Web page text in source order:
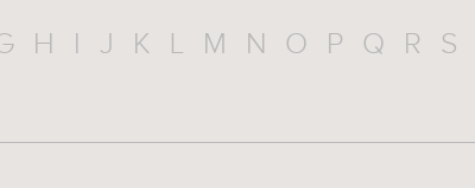
H I J K L M N O P Q R S